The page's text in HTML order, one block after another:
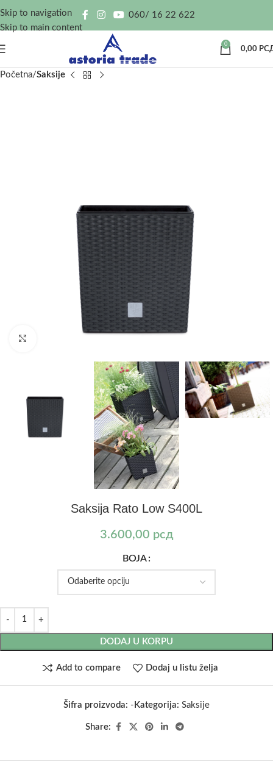
Skip to navigation
Skip to main content
060/ 16 22 622
0
0,00
Početna Saksije
Saksija Rato Low S400L
3.600,00 рсд
BOJA
DODAJ U KORPU
Add to compare Dodaj u listu želja
Šifra proizvoda: - Kategorija: Saksije
Share: